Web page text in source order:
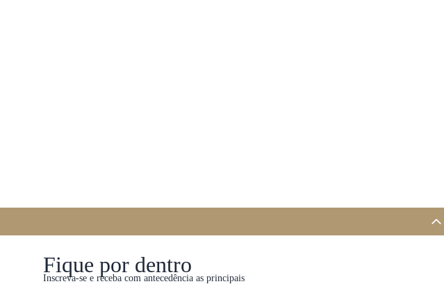
Fique por dentro
Inscreva-se e receba com antecedência as principais